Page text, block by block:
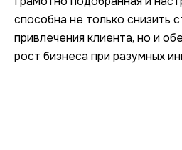
способна не только снизить
привлечения клиента, но и
рост бизнеса при разумных